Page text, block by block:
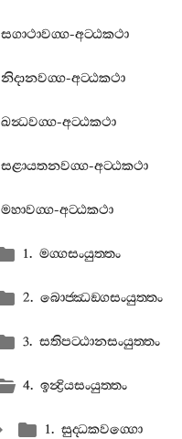
සගාථාවග‍්ග-අට‍්ඨකථා
නිදානවග‍්ග-අට‍්ඨකථා
ඛන්‍ධවග‍්ග-අට‍්ඨකථා
සළායතනවග‍්ග-අට‍්ඨකථා
මහාවග‍්ග-අට‍්ඨකථා
1. මග‍්ගසංයුත‍්තං
2. බොජ‍්ඣඞ‍්ගසංයුත‍්තං
3. සතිපට‍්ඨානසංයුත‍්තං
4. ඉන්‍ද්‍රියසංයුත‍්තං
1. සුද‍්ධකවග‍්ගො